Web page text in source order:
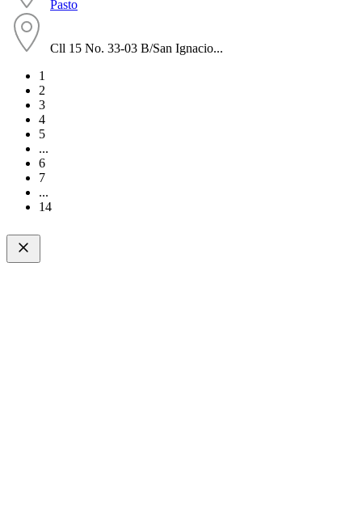
Pasto
Cll 15 No. 33-03 B/San Ignacio...
1
2
3
4
5
...
6
7
...
14